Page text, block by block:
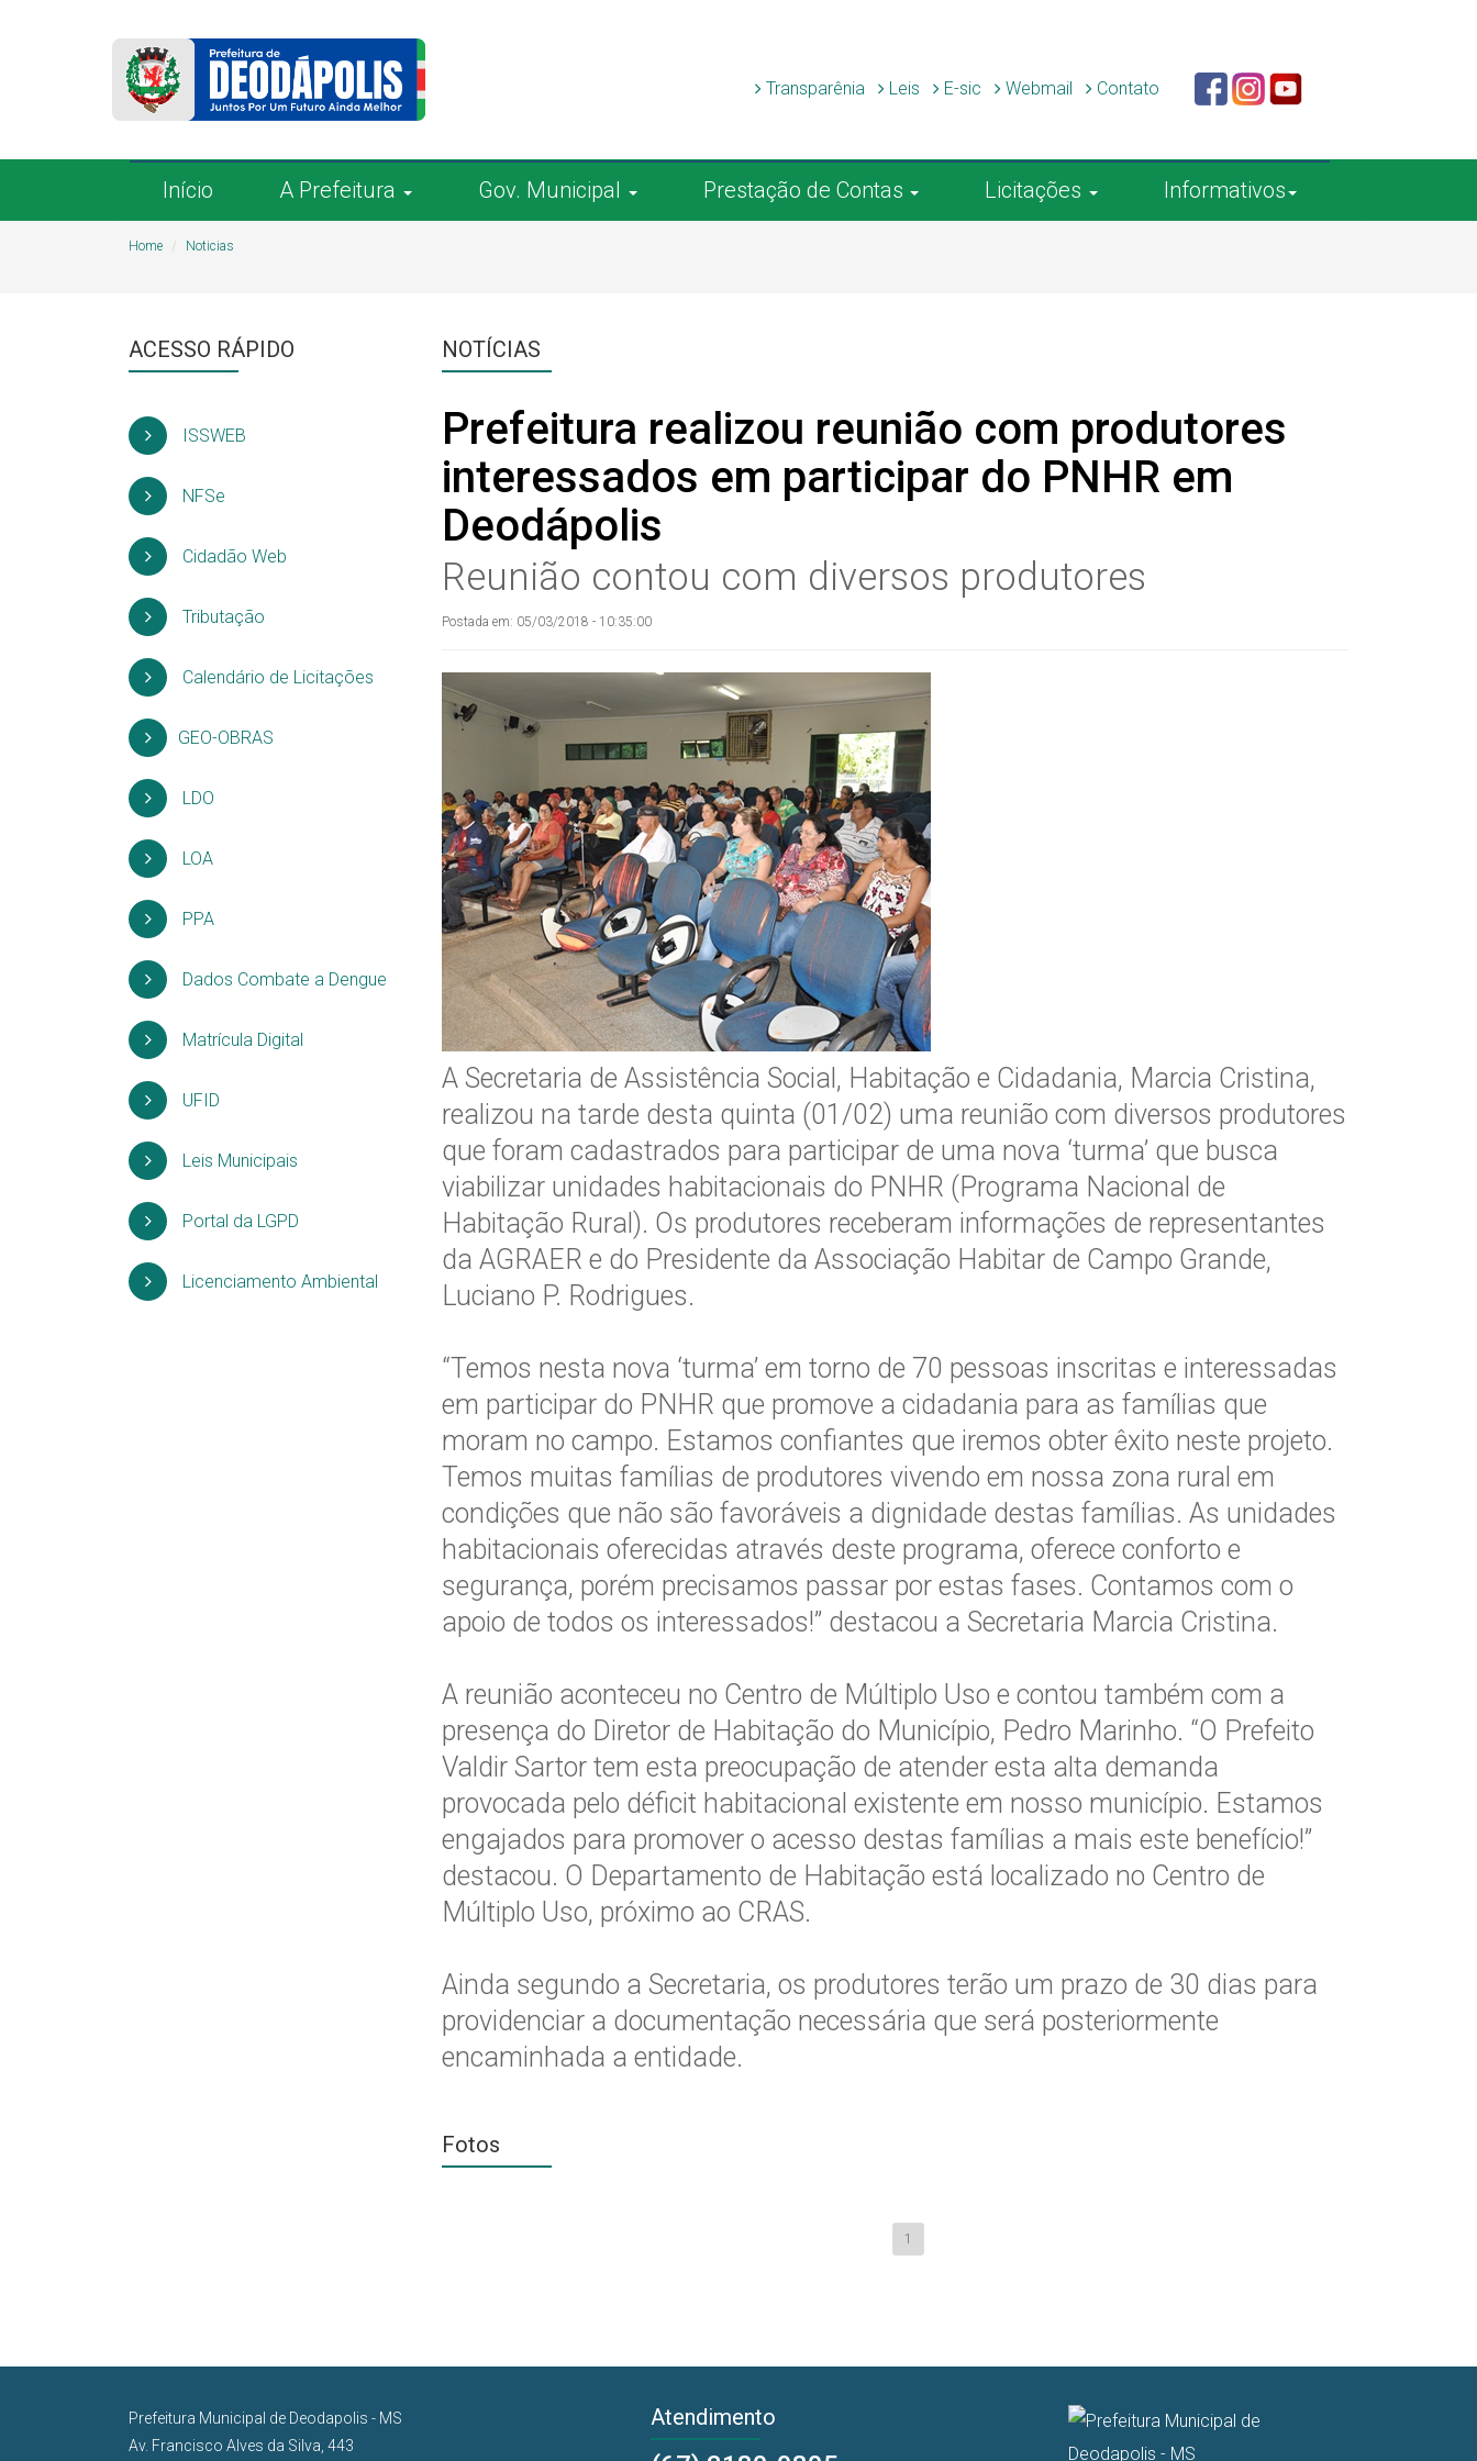
Transparênia Leis E-sic Webmail Contato
Início A Prefeitura Gov. Municipal Prestação de Contas Licitações Informativos
Home Noticias
NOTÍCIAS
Prefeitura realizou reunião com produtores
interessados em participar do PNHR em
Deodápolis
Reunião contou com diversos produtores
Postada em: 05/03/2018 - 10:35:00
A Secretaria de Assistência Social, Habitação e Cidadania, Marcia Cristina,
realizou na tarde desta quinta (01/02) uma reunião com diversos produtores
que foram cadastrados para participar de uma nova ‘turma’ que busca
viabilizar unidades habitacionais do PNHR (Programa Nacional de
Habitação Rural). Os produtores receberam informações de representantes
da AGRAER e do Presidente da Associação Habitar de Campo Grande,
Luciano P. Rodrigues.
“Temos nesta nova ‘turma’ em torno de 70 pessoas inscritas e interessadas
em participar do PNHR que promove a cidadania para as famílias que
moram no campo. Estamos confiantes que iremos obter êxito neste projeto.
Temos muitas famílias de produtores vivendo em nossa zona rural em
condições que não são favoráveis a dignidade destas famílias. As unidades
habitacionais oferecidas através deste programa, oferece conforto e
segurança, porém precisamos passar por estas fases. Contamos com o
apoio de todos os interessados!” destacou a Secretaria Marcia Cristina.
A reunião aconteceu no Centro de Múltiplo Uso e contou também com a
presença do Diretor de Habitação do Município, Pedro Marinho. “O Prefeito
Valdir Sartor tem esta preocupação de atender esta alta demanda
provocada pelo déficit habitacional existente em nosso município. Estamos
engajados para promover o acesso destas famílias a mais este benefício!”
destacou. O Departamento de Habitação está localizado no Centro de
Múltiplo Uso, próximo ao CRAS.
Ainda segundo a Secretaria, os produtores terão um prazo de 30 dias para
providenciar a documentação necessária que será posteriormente
encaminhada a entidade.
Fotos
1
ACESSO RÁPIDO
ISSWEB
NFSe
Cidadão Web
Tributação
Calendário de Licitações
GEO-OBRAS
LDO
LOA
PPA
Dados Combate a Dengue
Matrícula Digital
UFID
Leis Municipais
Portal da LGPD
Licenciamento Ambiental
Prefeitura Municipal de Deodapolis - MS
Av. Francisco Alves da Silva, 443
Atendimento